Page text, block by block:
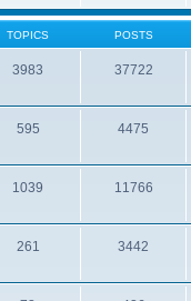
TOPICS POSTS
3983 37722
595 4475
1039 11766
261 3442